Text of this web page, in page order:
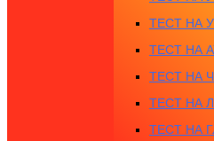
ТЕСТ НА
ТЕСТ НА
ТЕСТ НА
ТЕСТ НА
ТЕСТ НА